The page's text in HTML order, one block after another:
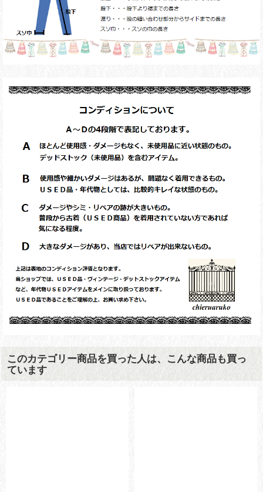
このカテゴリー商品を買った人は、こんな商品も買っ
ています